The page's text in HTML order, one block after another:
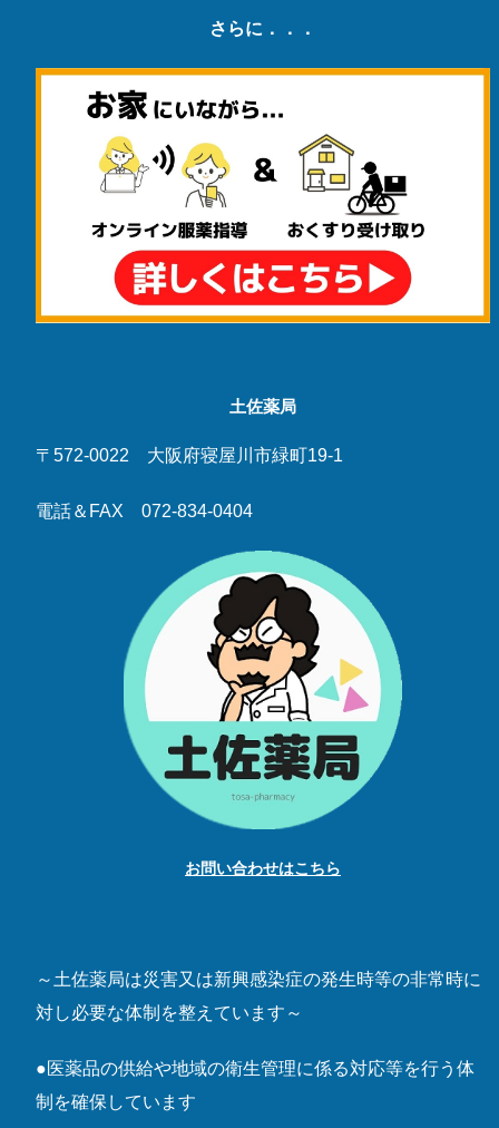
さらに．．．
土佐薬局
〒572-0022 大阪府寝屋川市緑町19-1
電話＆FAX 072-834-0404
お問い合わせはこちら
～土佐薬局は災害又は新興感染症の発生時等の非常時に
対し必要な体制を整えています～
●医薬品の供給や地域の衛生管理に係る対応等を行う体
制を確保しています